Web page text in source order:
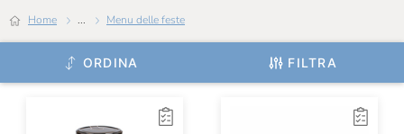
Home ... Menu delle feste
ORDINA FILTRA
Talatta
Tartufai Bio